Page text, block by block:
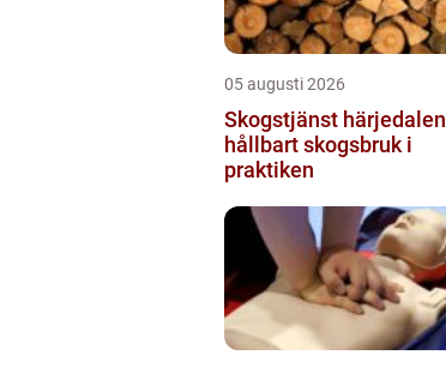
05 augusti 2026
Skogstjänst härjedalen
hållbart skogsbruk i
praktiken